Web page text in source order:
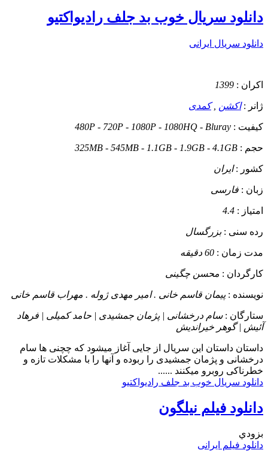
دانلود سریال خوب بد جلف رادیواکتیو
دانلود سریال ایرانی
اکران : 1399
ژانر :اکشن ,کمدی
کیفیت : 480P - 720P - 1080P - 1080HQ - Bluray
حجم : 325MB - 545MB - 1.1GB - 1.9GB - 4.1GB
کشور :ایران
زبان : فارسی
امتیاز : 4.4
رده سنی :بزرگسال
مدت زمان : 60 دقیقه
کارگردان : محسن چگینی
نویسنده :پیمان قاسم خانی . امیر مهدی ژوله . مهراب قاسم خانی
ستارگان :سام درخشانی | پژمان جمشیدی | حامد کمیلی | فرهاد
آئیش | گوهر خیراندیش
داستان داستان این سریال از جایی آغاز میشود که چچنی ها سام
درخشانی و پژمان جمشیدی را ربوده و آنها را با مشکلات تازه و
خطرناکی روبرو میکنند ......
دانلود سریال خوب بد جلف رادیواکتیو
دانلود فیلم نیلگون
بزودي
دانلود فیلم ایرانی